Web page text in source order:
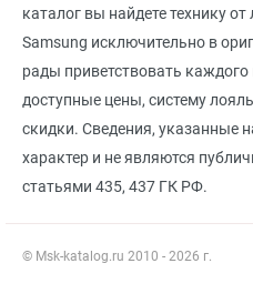
каталог вы найдете технику
Samsung исключительно в
рады приветствовать
доступные цены, систему
скидки. Сведения, указанные
характер и не являются
статьями 435, 437 ГК РФ.
© Msk-katalog.ru 2010 - 2026 г.